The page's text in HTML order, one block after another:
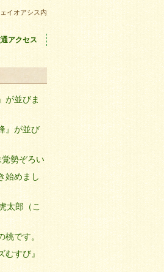
イオアシス内
アクセス
が並びま
』が並び
勢ぞろい
始めまし
虎太郎（こ
です。
むすび』